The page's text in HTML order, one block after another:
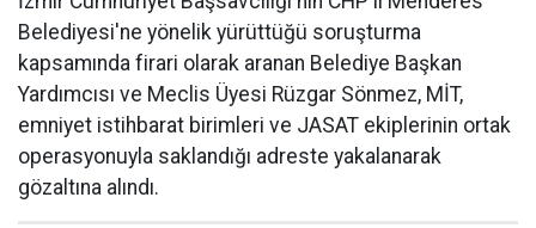
Belediyesi'ne yönelik yürüttüğü soruşturma
kapsamında firari olarak aranan Belediye Başkan
Yardımcısı ve Meclis Üyesi Rüzgar Sönmez, MİT,
emniyet istihbarat birimleri ve JASAT ekiplerinin ortak
operasyonuyla saklandığı adreste yakalanarak
gözaltına alındı.